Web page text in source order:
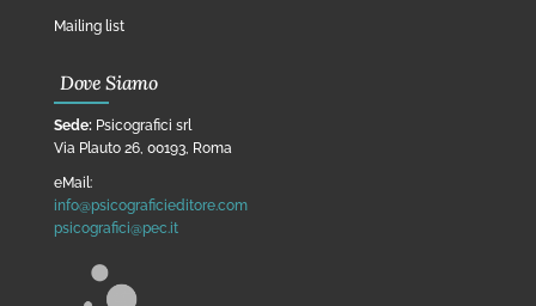
Mailing list
Dove Siamo
Sede: Psicografici srl
Via Plauto 26, 00193, Roma
eMail:
info@psicograficieditore.com
psicografici@pec.it